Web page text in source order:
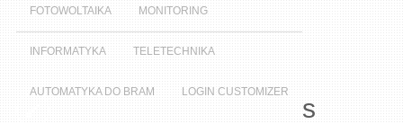
FOTOWOLTAIKA MONITORING
INFORMATYKA TELETECHNIKA
AUTOMATYKA DO BRAM LOGIN CUSTOMIZER
s